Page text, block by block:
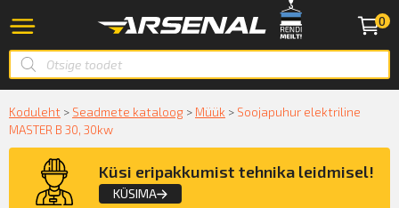
0
Koduleht > Seadmete kataloog > Müük > Soojapuhur elektriline
MASTER B 30, 30kw
Küsi eripakkumist tehnika leidmisel!
KÜSIMA